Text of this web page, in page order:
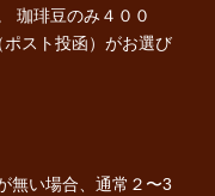
珈琲豆のみ４００
スト投函）がお選び
無い場合、通常２〜3